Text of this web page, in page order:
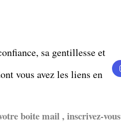
sa gentillesse et
vous avez les liens en
boite mail , inscrivez-vous